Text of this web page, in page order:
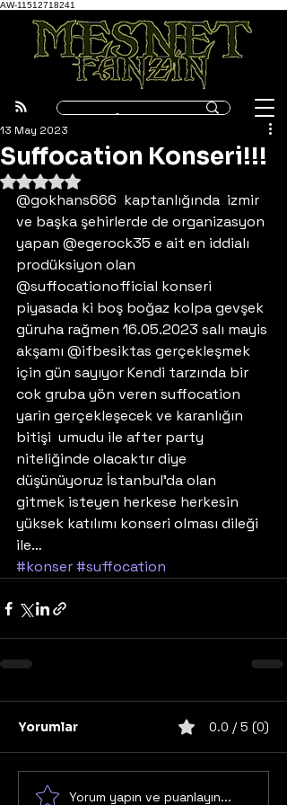
AW-11512718241
Suffocation Konseri!!!
13 May 2023
5 üzerinden NaN yıldız
@gokhans666  kaptanlığında  izmir
ve başka şehirlerde de organizasyon
yapan @egerock35 e ait en iddialı
prodüksiyon olan
@suffocationofficial konseri
piyasada ki boş boğaz kolpa gevşek
güruha rağmen 16.05.2023 salı mayis
akşamı @ifbesiktas gerçekleşmek
için gün sayıyor Kendi tarzında bir
cok gruba yön veren suffocation
yarin gerçekleşecek ve karanlığın
bitişi  umudu ile after party
niteliğinde olacaktır diye
düşünüyoruz İstanbul’da olan
gitmek isteyen herkese herkesin
yüksek katılımı konseri olması dileği
ile…
#konser #suffocation
Yorumlar 0.0 / 5 (0)
Yorum yapın ve puanlayın...